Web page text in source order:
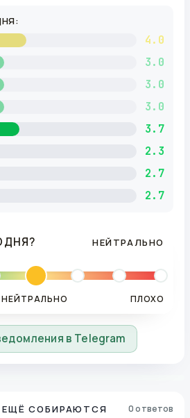
4.0
3.0
3.0
3.0
3.7
2.3
2.7
2.7
НЕЙТРАЛЬНО
НЕЙТРАЛЬНО ПЛОХО
в Telegram
ЕЩЁ СОБИРАЮТСЯ 0 ответов